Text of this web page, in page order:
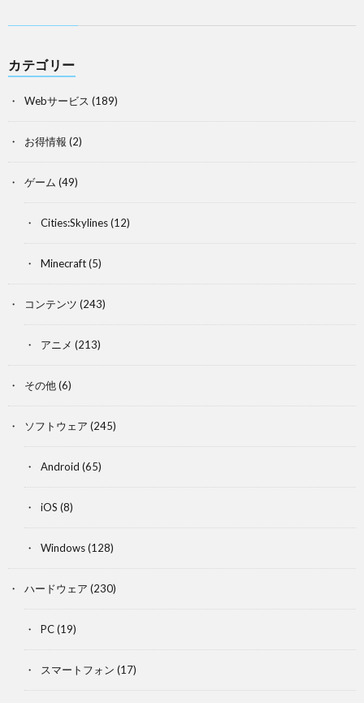
カテゴリー
Webサービス (189)
お得情報 (2)
ゲーム (49)
Cities:Skylines(12)
Minecraft(5)
コンテンツ (243)
アニメ (213)
その他(6)
ソフトウェア (245)
Android (65)
iOS (8)
Windows(128)
ハードウェア (230)
PC(19)
スマートフォン (17)